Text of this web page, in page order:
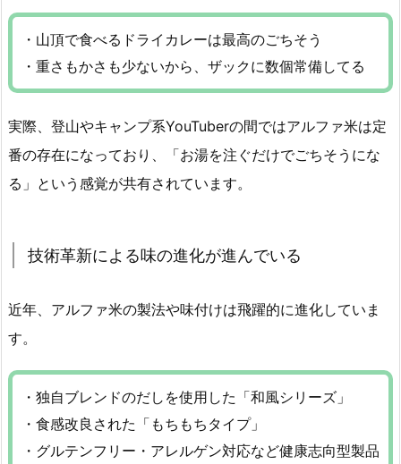
・山頂で食べるドライカレーは最高のごちそう
・重さもかさも少ないから、ザックに数個常備してる
実際、登山やキャンプ系YouTuberの間ではアルファ米は定
番の存在になっており、「お湯を注ぐだけでごちそうにな
る」という感覚が共有されています。
技術革新による味の進化が進んでいる
近年、アルファ米の製法や味付けは飛躍的に進化していま
す。
・独自ブレンドのだしを使用した「和風シリーズ」
・食感改良された「もちもちタイプ」
・グルテンフリー・アレルゲン対応など健康志向型製品